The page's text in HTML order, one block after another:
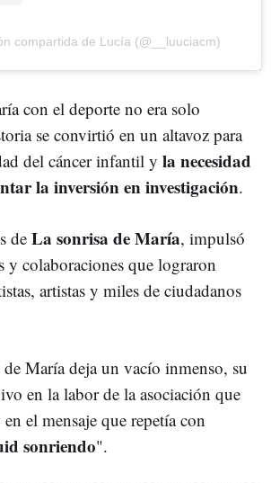
compartida de Lucía (@__luuciacm)
con el deporte no era solo
se convirtió en un altavoz para
del cáncer infantil y la necesidad
la inversión en investigación.
de La sonrisa de María, impulsó
y colaboraciones que lograron
artistas y miles de ciudadanos
María deja un vacío inmenso, su
en la labor de la asociación que
el mensaje que repetía con
sonriendo".